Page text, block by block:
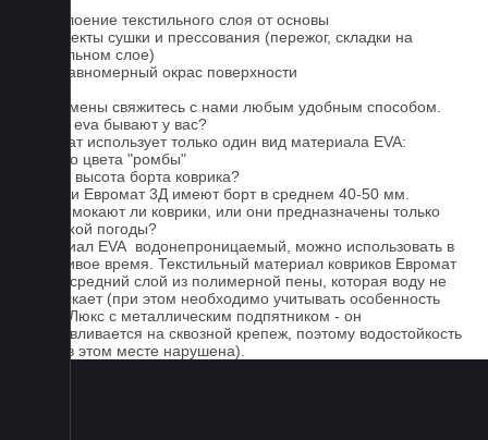
1. Отслоение текстильного слоя от основы
2. Дефекты сушки и прессования (пережог, складки на
текстильном слое)
3. Неравномерный окрас поверхности
Для замены свяжитесь с нами любым удобным способом.
Серые eva бывают у вас?
Евромат использует только один вид материала EVA:
черного цвета "ромбы"
Какова высота борта коврика?
Коврики Евромат 3Д имеют борт в среднем 40-50 мм.
Не промокают ли коврики, или они предназначены только
для сухой погоды?
Материал EVA водонепроницаемый, можно использовать в
дождливое время. Текстильный материал ковриков Евромат
имеет средний слой из полимерной пены, которая воду не
пропускает (при этом необходимо учитывать особенность
серии Люкс с металлическим подпятником - он
устанавливается на сквозной крепеж, поэтому водостойкость
ковра в этом месте нарушена).